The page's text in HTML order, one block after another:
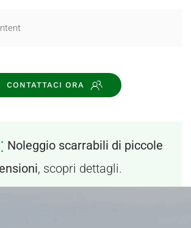
CONTATTACI ORA
Noleggio scarrabili di piccole
, scopri dettagli.